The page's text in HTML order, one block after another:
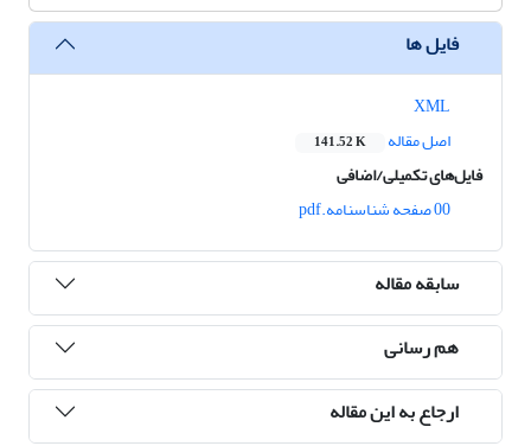
فایل ها
اصل مقاله
141.52 K
فایل‌های تکمیلی/اضافی
00 صفحه شناسنامه.pdf
سابقه مقاله
هم رسانی
ارجاع به این مقاله